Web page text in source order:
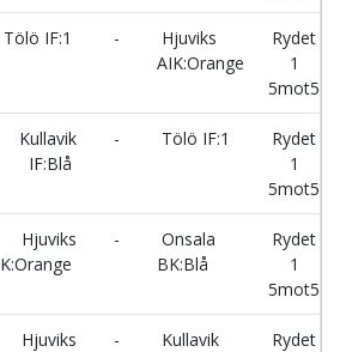
Tölö IF:1 -
Hjuviks
AIK:Orange
Rydet
1
5mot5
Kullavik
IF:Blå
- Tölö IF:1
Rydet
1
5mot5
Hjuviks
-
Onsala
BK:Blå
Rydet
1
5mot5
Hjuviks
-
Kullavik
Rydet